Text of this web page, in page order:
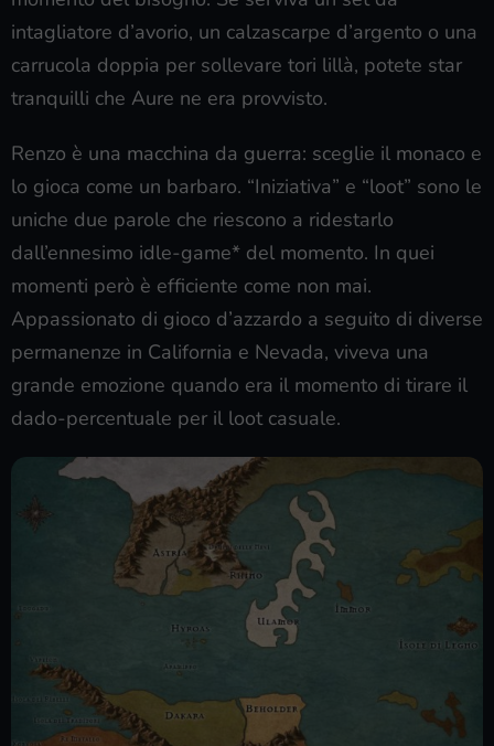
intagliatore d’avorio, un calzascarpe d’argento o una
carrucola doppia per sollevare tori lillà, potete star
tranquilli che Aure ne era provvisto.
Renzo è una macchina da guerra: sceglie il monaco e
lo gioca come un barbaro. “Iniziativa” e “loot” sono le
uniche due parole che riescono a ridestarlo
dall’ennesimo idle-game* del momento. In quei
momenti però è efficiente come non mai.
Appassionato di gioco d’azzardo a seguito di diverse
permanenze in California e Nevada, viveva una
grande emozione quando era il momento di tirare il
dado-percentuale per il loot casuale.